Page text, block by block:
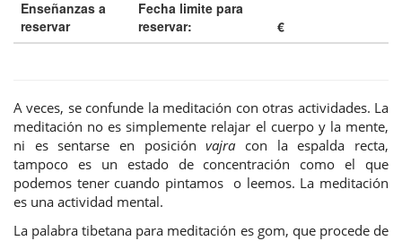
Enseñanzas a
reservar
Fecha limite para
reservar:
€
A veces, se confunde la meditación con otras actividades. La
meditación no es simplemente relajar el cuerpo y la mente,
ni es sentarse en posiciónvajra con la espalda recta,
tampoco es un estado de concentración como el que
podemos tener cuando pintamos o leemos. La meditación
es una actividad mental.
La palabra tibetana para meditación es gom, que procede de